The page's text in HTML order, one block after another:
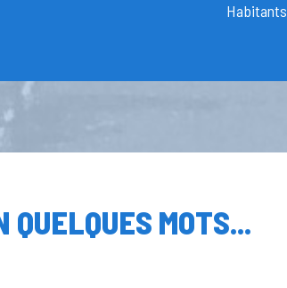
Habitants
QUELQUES MOTS...